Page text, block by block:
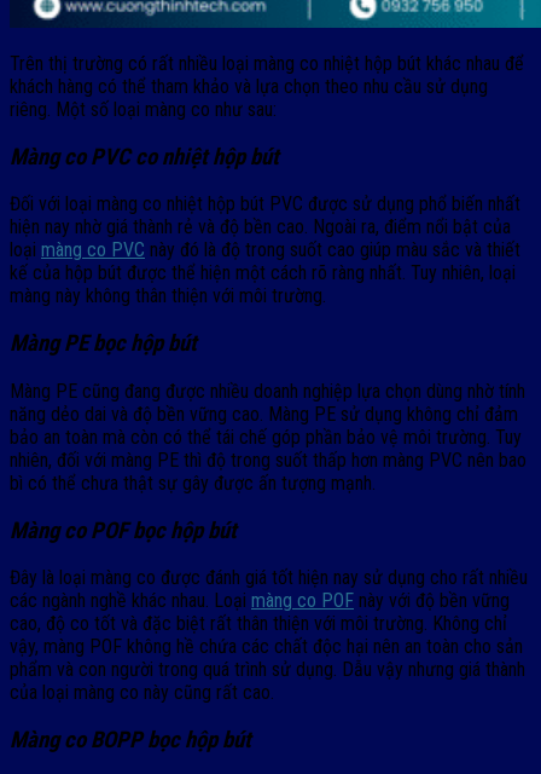
Trên thị trường có rất nhiều loại màng co nhiệt hộp bút khác nhau để
khách hàng có thể tham khảo và lựa chọn theo nhu cầu sử dụng
riêng. Một số loại màng co như sau:
Màng co PVC co nhiệt hộp bút
Đối với loại màng co nhiệt hộp bút PVC được sử dụng phổ biến nhất
hiện nay nhờ giá thành rẻ và độ bền cao. Ngoài ra, điểm nổi bật của
loại màng co PVC này đó là độ trong suốt cao giúp màu sắc và thiết
kế của hộp bút được thể hiện một cách rõ ràng nhất. Tuy nhiên, loại
màng này không thân thiện với môi trường.
Màng PE bọc hộp bút
Màng PE cũng đang được nhiều doanh nghiệp lựa chọn dùng nhờ tính
năng dẻo dai và độ bền vững cao. Màng PE sử dụng không chỉ đảm
bảo an toàn mà còn có thể tái chế góp phần bảo vệ môi trường. Tuy
nhiên, đối với màng PE thì độ trong suốt thấp hơn màng PVC nên bao
bì có thể chưa thật sự gây được ấn tượng mạnh.
Màng co POF bọc hộp bút
Đây là loại màng co được đánh giá tốt hiện nay sử dụng cho rất nhiều
các ngành nghề khác nhau. Loại màng co POF này với độ bền vững
cao, độ co tốt và đặc biệt rất thân thiện với môi trường. Không chỉ
vậy, màng POF không hề chứa các chất độc hại nên an toàn cho sản
phẩm và con người trong quá trình sử dụng. Dẫu vậy nhưng giá thành
của loại màng co này cũng rất cao.
Màng co BOPP bọc hộp bút